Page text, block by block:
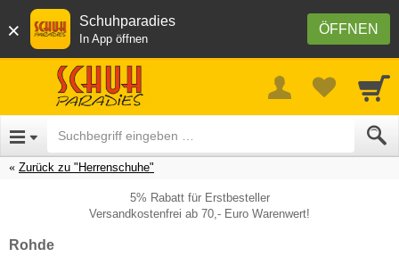
× ÖFFNEN
Schuhparadies
In App öffnen
Zurück zu "Herrenschuhe"
5% Rabatt für Erstbesteller
Versandkostenfrei ab 70,- Euro Warenwert!
Rohde